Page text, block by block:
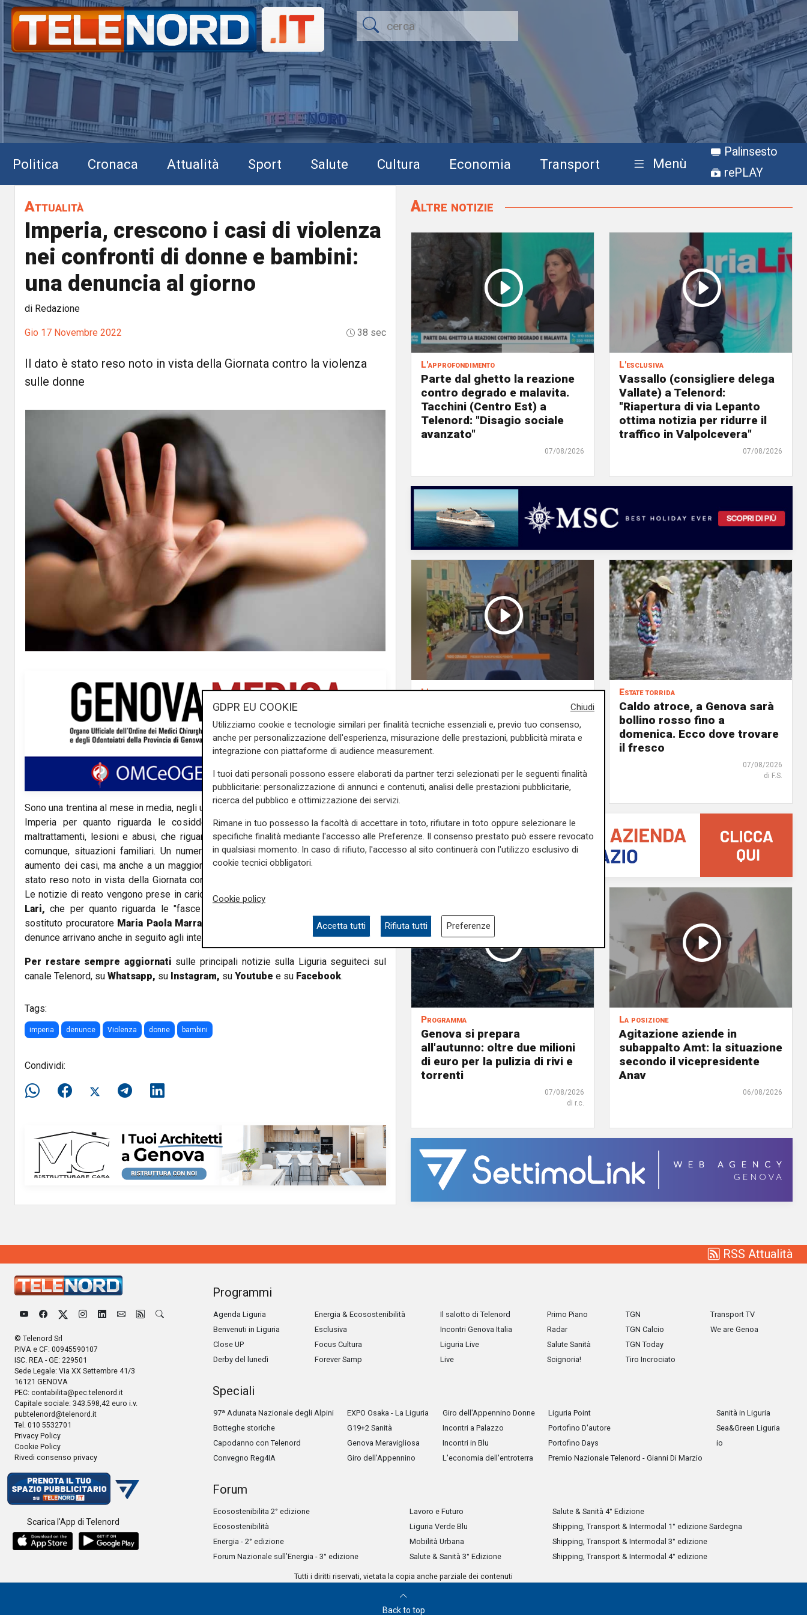
Politica Cronaca Attualità Sport Salute Cultura Economia Transport Menù
Palinsesto
rePLAY
Attualità
Imperia, crescono i casi di violenza
nei confronti di donne e bambini:
una denuncia al giorno
di Redazione
Gio 17 Novembre 2022 38 sec
Il dato è stato reso noto in vista della Giornata contro la violenza
sulle donne
Sono una trentina al mese in media, negli ultimi mesi, i fascicoli aperti dalla Procura di
Imperia per quanto riguarda le cosiddette"fasce deboli"ovvero casi stalking,
maltrattamenti, lesioni e abusi, che riguardano prevalentemente donne e bambini e,
comunque, situazioni familiari. Un numero in crescita dovuto, però, non solo a un
aumento dei casi, ma anche a un maggior numero di persone che denuncia. Il dato è
stato reso noto in vista della Giornata contro la violenza sulle donne (25 novembre).
Le notizie di reato vengono prese in carico dal procuratore capo di Imperia
Lari, che per quanto riguarda le "fasce deboli" le riassegna successivamente al
sostituto procuratore Maria Paola Marrali
, magistrato che coordina il gruppo. Molte
denunce arrivano anche in seguito agli interventi delle forze dell'ordine.
Per restare sempre aggiornati sulle principali notizie sulla Liguria seguiteci sul
canale Telenord, su Whatsapp, su Instagram, su Youtube e su Facebook.
Tags:
imperia denunce Violenza donne bambini
Condividi:
Altre notizie
L'approfondimento
Parte dal ghetto la reazione
contro degrado e malavita.
Tacchini (Centro Est) a
Telenord: "Disagio sociale
avanzato"
07/08/2026
L'esclusiva
Vassallo (consigliere delega
Vallate) a Telenord:
"Riapertura di via Lepanto
ottima notizia per ridurre il
traffico in Valpolcevera"
07/08/2026
L'intervista
Ponente): "Non
demonizziamo nessuno, ma
tolleranza zero verso chi
07/08/2026
Estate torrida
Caldo atroce, a Genova sarà
bollino rosso fino a
domenica. Ecco dove trovare
il fresco
07/08/2026
di F.S.
Programma
Genova si prepara
all'autunno: oltre due milioni
di euro per la pulizia di rivi e
torrenti
07/08/2026
di r.c.
La posizione
Agitazione aziende in
subappalto Amt: la situazione
secondo il vicepresidente
Anav
06/08/2026
RSS Attualità
© Telenord Srl
P.IVA e CF: 00945590107
ISC. REA - GE: 229501
Sede Legale: Via XX Settembre 41/3
16121 GENOVA
PEC: contabilita@pec.telenord.it
Capitale sociale: 343.598,42 euro i.v.
pubtelenord@telenord.it
Tel. 010 5532701
Privacy Policy
Cookie Policy
Rivedi consenso privacy
Scarica l'App di Telenord
Programmi
Agenda Liguria
Benvenuti in Liguria
Close UP
Derby del lunedì
Energia & Ecosostenibilità
Esclusiva
Focus Cultura
Forever Samp
Il salotto di Telenord
Incontri Genova Italia
Liguria Live
Live
Primo Piano
Radar
Salute Sanità
Scignoria!
TGN
TGN Calcio
TGN Today
Tiro Incrociato
Transport TV
We are Genoa
Speciali
97ª Adunata Nazionale degli Alpini
Botteghe storiche
Capodanno con Telenord
Convegno Reg4IA
EXPO Osaka - La Liguria
G19+2 Sanità
Genova Meravigliosa
Giro dell'Appennino
Giro dell'Appennino Donne
Incontri a Palazzo
Incontri in Blu
L'economia dell'entroterra
Liguria Point
Portofino D'autore
Portofino Days
Premio Nazionale Telenord - Gianni Di Marzio
Sanità in Liguria
Sea&Green Liguria
io
Forum
Ecosostenibilita 2° edizione
Ecosostenibilità
Energia - 2° edizione
Forum Nazionale sull’Energia - 3° edizione
Lavoro e Futuro
Liguria Verde Blu
Mobilità Urbana
Salute & Sanità 3° Edizione
Salute & Sanità 4° Edizione
Shipping, Transport & Intermodal 1° edizione Sardegna
Shipping, Transport & Intermodal 3° edizione
Shipping, Transport & Intermodal 4° edizione
Tutti i diritti riservati, vietata la copia anche parziale dei contenuti
Back to top
Chiudi
GDPR EU COOKIE
Utilizziamo cookie e tecnologie similari per finalità tecniche essenziali e, previo tuo consenso,
anche per personalizzazione dell'esperienza, misurazione delle prestazioni, pubblicità mirata e
integrazione con piattaforme di audience measurement.
I tuoi dati personali possono essere elaborati da partner terzi selezionati per le seguenti finalità
pubblicitarie: personalizzazione di annunci e contenuti, analisi delle prestazioni pubblicitarie,
ricerca del pubblico e ottimizzazione dei servizi.
Rimane in tuo possesso la facoltà di accettare in toto, rifiutare in toto oppure selezionare le
specifiche finalità mediante l'accesso alle Preferenze. Il consenso prestato può essere revocato
in qualsiasi momento. In caso di rifiuto, l'accesso al sito continuerà con l'utilizzo esclusivo di
cookie tecnici obbligatori.
Cookie policy
Accetta tutti Rifiuta tutti Preferenze